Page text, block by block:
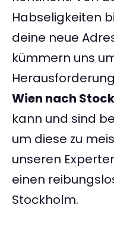
Habseligkeiten
deine neue
kümmern uns
Wien nach
kann und sind
um diese zu
unseren
einen
Stockholm.